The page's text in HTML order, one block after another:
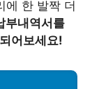
에 한 발짝 더
부내역서를
어보세요!